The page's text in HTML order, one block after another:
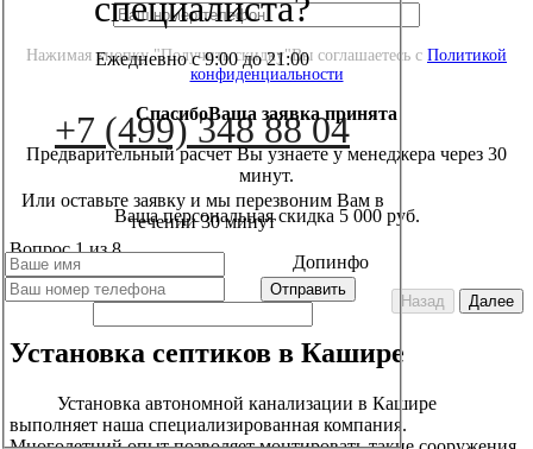
Нажимая кнопку "Получить скидку"Вы соглашаетесь с Политикой
конфиденциальности
СпасибоВаша заявка принята
Предварительный расчет Вы узнаете у менеджера через 30
минут.
Ваша персональная скидка 5 000 руб.
Вопрос1из 8
Назад Далее
Установка септиков в Кашире
Установка автономной канализации в Кашире
выполняет наша специализированная компания.
Ежедневно с 9:00 до 21:00
+7 (499) 348 88 04
Или оставьте заявку и мы перезвоним Вам в
течении 30 минут
Допинфо